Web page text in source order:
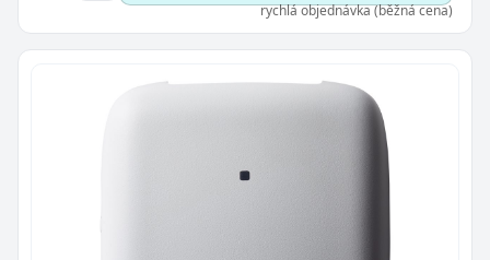
rychlá objednávka (běžná cena)